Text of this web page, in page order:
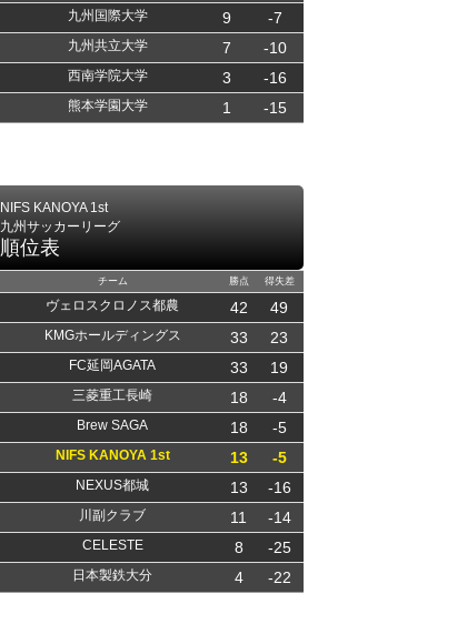
九州国際大学 9 -7
九州共立大学 7 -10
西南学院大学 3 -16
熊本学園大学 1 -15
NIFS KANOYA 1st
九州サッカーリーグ
順位表
チーム 勝点 得失差
ヴェロスクロノス都農 42 49
KMGホールディングス 33 23
FC延岡AGATA 33 19
三菱重工長崎 18 -4
Brew SAGA 18 -5
NIFS KANOYA 1st 13 -5
NEXUS都城 13 -16
川副クラブ 11 -14
CELESTE 8 -25
日本製鉄大分 4 -22